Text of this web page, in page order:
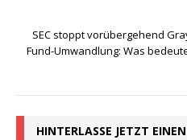
SEC stoppt vorübergehend
Fund-Umwandlung: Was
HINTERLASSE JETZT